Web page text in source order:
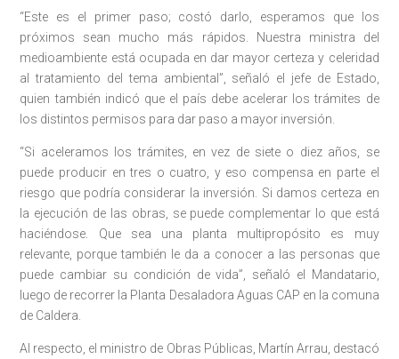
“Este es el primer paso; costó darlo, esperamos que los
próximos sean mucho más rápidos. Nuestra ministra del
medioambiente está ocupada en dar mayor certeza y celeridad
al tratamiento del tema ambiental”, señaló el jefe de Estado,
quien también indicó que el país debe acelerar los trámites de
los distintos permisos para dar paso a mayor inversión.
“Si aceleramos los trámites, en vez de siete o diez años, se
puede producir en tres o cuatro, y eso compensa en parte el
riesgo que podría considerar la inversión. Si damos certeza en
la ejecución de las obras, se puede complementar lo que está
haciéndose. Que sea una planta multipropósito es muy
relevante, porque también le da a conocer a las personas que
puede cambiar su condición de vida”, señaló el Mandatario,
luego de recorrer la Planta Desaladora Aguas CAP en la comuna
de Caldera.
Al respecto, el ministro de Obras Públicas, Martín Arrau, destacó